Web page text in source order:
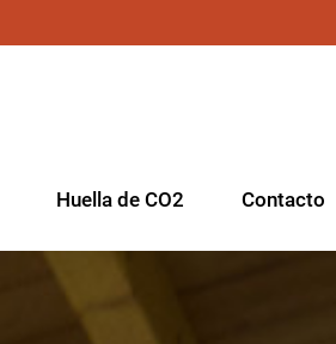
Huella de CO2 Contacto